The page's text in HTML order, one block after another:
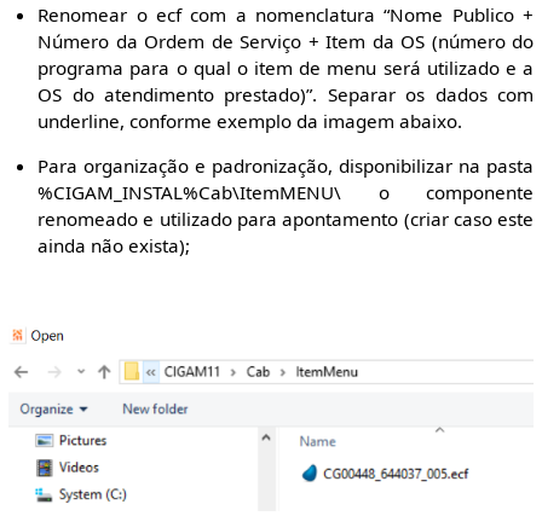
Renomear o ecf com a nomenclatura “Nome Publico +
Número da Ordem de Serviço + Item da OS (número do
programa para o qual o item de menu será utilizado e a
OS do atendimento prestado)”. Separar os dados com
underline, conforme exemplo da imagem abaixo.
Para organização e padronização, disponibilizar na pasta
%CIGAM_INSTAL%Cab\ItemMENU\ o componente
renomeado e utilizado para apontamento (criar caso este
ainda não exista);